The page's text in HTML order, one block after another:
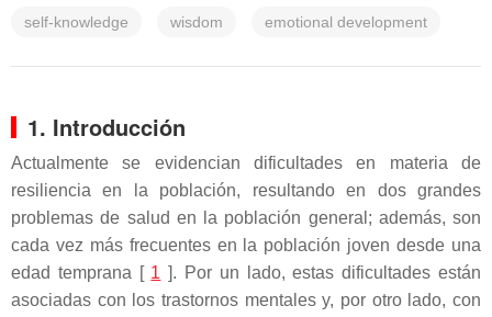
self-knowledge wisdom emotional development
1. Introducción
Actualmente se evidencian dificultades en materia de
resiliencia en la población, resultando en dos grandes
problemas de salud en la población general; además, son
cada vez más frecuentes en la población joven desde una
edad temprana [ 1 ]. Por un lado, estas dificultades están
asociadas con los trastornos mentales y, por otro lado, con